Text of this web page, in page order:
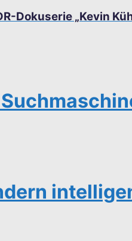
Dokuserie „Kevin